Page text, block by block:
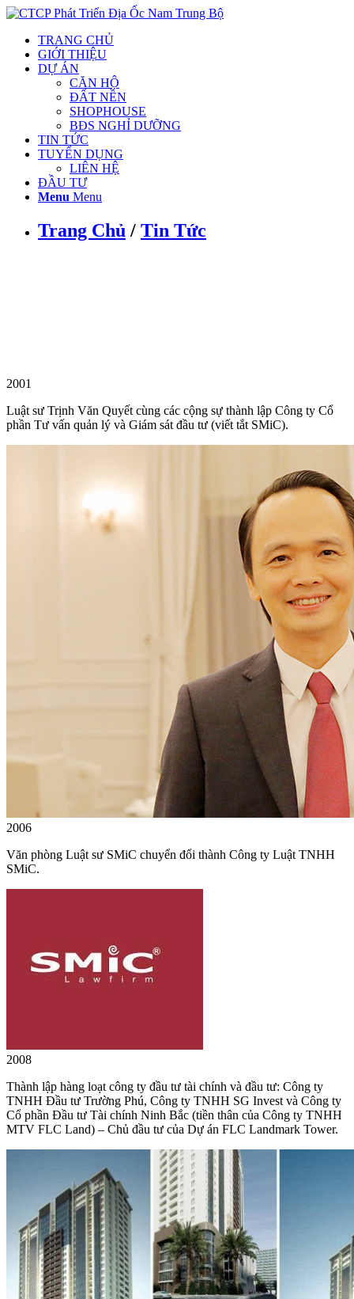
TRANG CHỦ
GIỚI THIỆU
DỰ ÁN
CĂN HỘ
ĐẤT NỀN
SHOPHOUSE
BĐS NGHỈ DƯỠNG
TIN TỨC
TUYỂN DỤNG
LIÊN HỆ
ĐẦU TƯ
Menu Menu
Trang Chủ / Tin Tức
2001
Luật sư Trịnh Văn Quyết cùng các cộng sự thành lập Công ty Cổ
phần Tư vấn quản lý và Giám sát đầu tư (viết tắt SMiC).
2006
Văn phòng Luật sư SMiC chuyển đổi thành Công ty Luật TNHH
SMiC.
2008
Thành lập hàng loạt công ty đầu tư tài chính và đầu tư: Công ty
TNHH Đầu tư Trường Phú, Công ty TNHH SG Invest và Công ty
Cổ phần Đầu tư Tài chính Ninh Bắc (tiền thân của Công ty TNHH
MTV FLC Land) – Chủ đầu tư của Dự án FLC Landmark Tower.